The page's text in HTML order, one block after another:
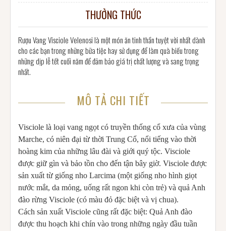
THƯỞNG THỨC
Rượu Vang Visciole Velenosi là một món ăn tinh thần tuyệt vời nhất dành
cho các bạn trong những bữa tiệc hay sử dụng để làm quà biếu trong
những dịp lễ tết cuối năm để đảm bảo giá trị chất lượng và sang trọng
nhất.
MÔ TẢ CHI TIẾT
Visciole là loại vang ngọt có truyền thống cổ xưa của vùng
Marche, có niên đại từ thời Trung Cổ, nổi tiếng vào thời
hoàng kim của những lâu đài và giới quý tộc. Visciole
được giữ gìn và bảo tồn cho đến tận bây giờ. Visciole được
sản xuất từ giống nho Larcima (một giống nho hình giọt
nước mắt, da mỏng, uống rất ngon khi còn trẻ) và quả Anh
đào rừng Visciole (có màu đỏ đặc biệt và vị chua).
Cách sản xuất Visciole cũng rất đặc biệt: Quả Anh đào
được thu hoạch khi chín vào trong những ngày đầu tuần